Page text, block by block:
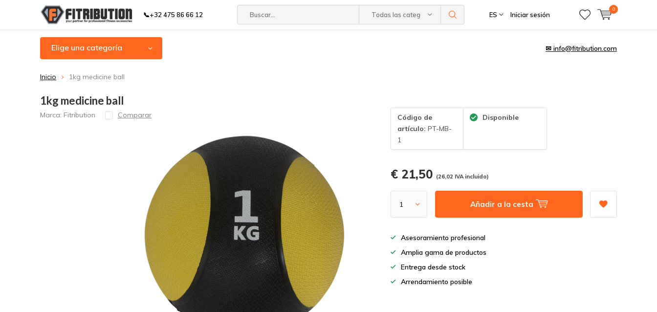
📞+32 475 86 66 12 Todas las categorías ES Iniciar sesión
0
Elige una categoría ✉ info@fitribution.com
Inicio 1kg medicine ball
1kg medicine ball
Marca: Fitribution Comparar
Código de
artículo: PT-MB-
1
Disponible
€ 21,50 (26,02 IVA incluido)
Añadir a la cesta
Asesoramiento profesional
Amplia gama de productos
Entrega desde stock
Arrendamiento posible